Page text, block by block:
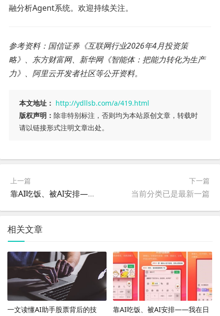
融分析Agent系统。欢迎持续关注。
参考资料：国信证券《互联网行业2026年4月投资策
略》、东方财富网、新华网《智能体：把能力转化为生产
力》、阿里云开发者社区等公开资料。
本文地址： http://ydllsb.com/a/419.html
版权声明： 除非特别标注，否则均为本站原创文章，转载时
请以链接形式注明文章出处。
上一篇
靠AI吃饭、被AI安排——我在日本被AI助手收拾得明明白白
下一篇
当前分类已是最新一篇
相关文章
一文读懂AI助手股票背后的技
靠AI吃饭、被AI安排——我在日